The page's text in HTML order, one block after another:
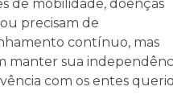
de mobilidade, doenças
precisam de
contínuo, mas
manter sua
com os entes